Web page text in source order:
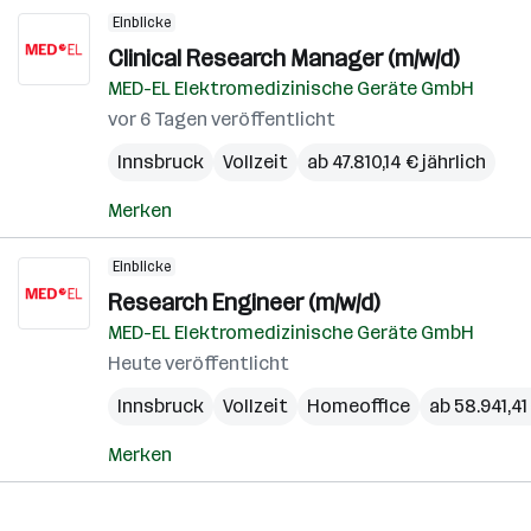
Einblicke
Clinical Research Manager (m/w/d)
MED-EL Elektromedizinische Geräte GmbH
vor 6 Tagen veröffentlicht
Innsbruck
Vollzeit ab 47.810,14 € jährlich
Merken
Einblicke
Research Engineer (m/w/d)
MED-EL Elektromedizinische Geräte GmbH
Heute veröffentlicht
Innsbruck
Vollzeit Homeoffice ab
Merken